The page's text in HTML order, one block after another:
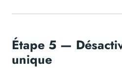
Étape 5 —
unique